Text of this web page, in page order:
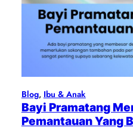
Blog, Ibu & Anak
Bayi Pramatang
Pemantauan Yang